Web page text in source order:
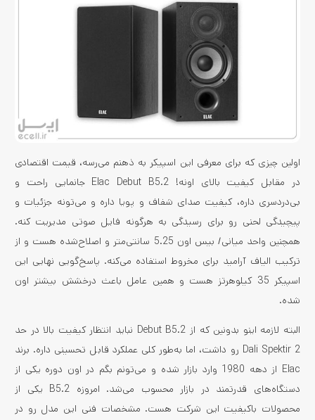
اولین چیزی که برای معرفی این اسپیکر به ذهنم می‌رسه، قیمت اقتصادی
در مقابل کیفیت بالای اونه! Elac Debut B5.2 جانمایی راحت و
بی‌دردسری داره، کیفیت صدای شفاف و پویا داره و می‌تونه جزئیات و
پیچیدگی لحنی رو برای رسیدگی به هرگونه فایل صوتی مدیریت کنه.
همچنین واحد میانی/ بیس اون 5.25 سانتی‌متر و اصلاح‌شده هست و از
ترکیب الیاف آرامید برای مخروط استفاده می‌کنه. پاسخ‌گویی نهایی این
اسپیکر 35 کیلوهرتز هست و همین عامل باعث درخشش بیشتر اون
شده.
البته لازمه اینو بدونین که از Debut B5.2 نباید انتظار کیفیت بالا در حد
Dali Spektir 2 رو داشت، اما به‌طور کلی عملکرد قابل تحسینی داره. برند
Elac از دهه 1980 وارد بازار شده و می‌تونم بگم در اون دوره یکی از
دستگاه‌های قدرتمند در بازار محسوب می‌شد. امروزه B5.2 یکی از
محصولات باکیفیت این شرکت هست. مشخصات فنی این مدل رو در